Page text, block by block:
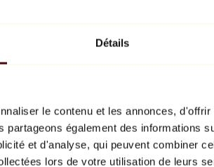
Détails
le contenu et les annonces,
également des informations
et d'analyse, qui peuvent combiner
lors de votre utilisation de leurs